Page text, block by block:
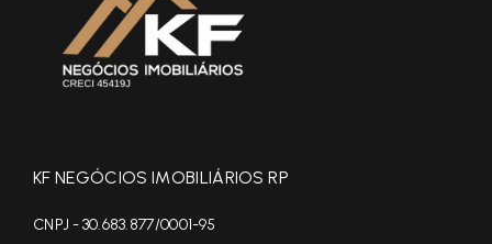
KF NEGÓCIOS IMOBILIÁRIOS RP
CNPJ - 30.683.877/0001-95